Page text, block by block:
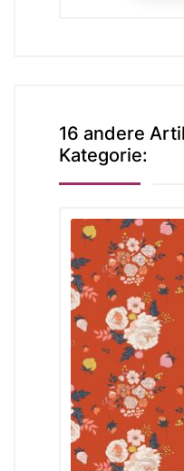
16 andere
Kategorie: